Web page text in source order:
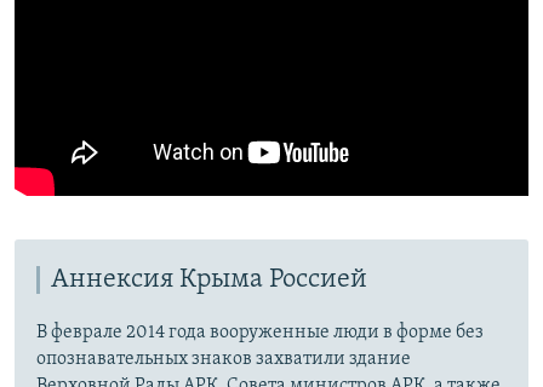
Аннексия Крыма Россией
В феврале 2014 года вооруженные люди в форме без
опознавательных знаков захватили здание